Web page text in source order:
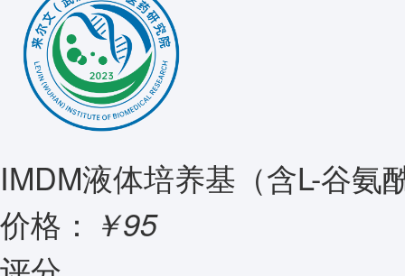
IMDM液体培养基（含L-谷氨
价格： ￥95